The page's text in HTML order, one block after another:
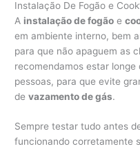
Instalação De Fogão e
A instalação de fogão e
em ambiente interno, bem
para que não apaguem as
recomendamos estar
pessoas, para que evite
devazamento de gás.
Sempre testar tudo antes
funcionando corretamente